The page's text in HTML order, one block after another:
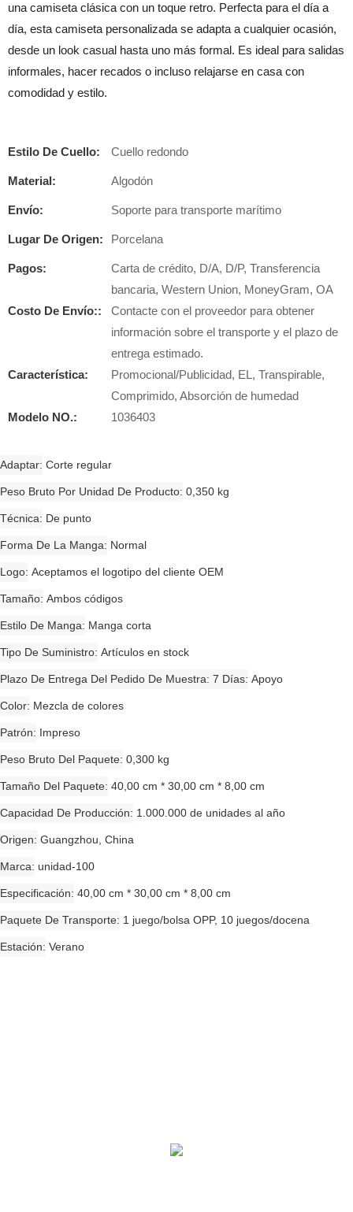
una camiseta clásica con un toque retro. Perfecta para el día a
día, esta camiseta personalizada se adapta a cualquier ocasión,
desde un look casual hasta uno más formal. Es ideal para salidas
informales, hacer recados o incluso relajarse en casa con
comodidad y estilo.
Estilo De Cuello: Cuello redondo
Material: Algodón
Envío: Soporte para transporte marítimo
Lugar De Origen: Porcelana
Pagos:
Carta de crédito, D/A, D/P, Transferencia
bancaria, Western Union, MoneyGram, OA
Costo De Envío::
Contacte con el proveedor para obtener
información sobre el transporte y el plazo de
entrega estimado.
Característica:
Promocional/Publicidad, EL, Transpirable,
Comprimido, Absorción de humedad
Modelo NO.:
1036403
Adaptar Corte regular
Peso Bruto Por Unidad De Producto 0,350 kg
Técnica De punto
Forma De La Manga Normal
Logo Aceptamos el logotipo del cliente OEM
Tamaño Ambos códigos
Estilo De Manga Manga corta
Tipo De Suministro Artículos en stock
Plazo De Entrega Del Pedido De Muestra: 7 Días Apoyo
Color Mezcla de colores
Patrón Impreso
Peso Bruto Del Paquete 0,300 kg
Tamaño Del Paquete 40,00 cm * 30,00 cm * 8,00 cm
Capacidad De Producción 1.000.000 de unidades al año
Origen Guangzhou, China
Marca unidad-100
Especificación 40,00 cm * 30,00 cm * 8,00 cm
Paquete De Transporte 1 juego/bolsa OPP, 10 juegos/docena
Estación Verano